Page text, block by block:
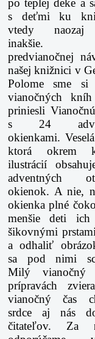
po teplej deke a
s deťmi ku
vtedy naozaj
predvianočnej
našej knižnici v
Polome sme
vianočných
priniesli
s 24
okienkami.
ktorá okrem
ilustrácií
adventných
okienok. A nie,
okienka plné
menšie deti ich
šikovnými
a odhaliť
sa pod nimi
Milý
prípravách
vianočný čas
srdce aj nás
čitateľov. Za